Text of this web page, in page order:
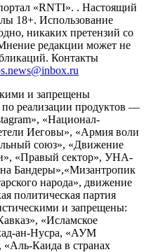
«RNTI». . Настоящий
18+. Использование
никаких претензий со
редакции может не
Контакты
и запрещены
по реализации продуктов —
«Национал-
Иеговы», «Армия воли
союз», «Движение
«Правый сектор», УНА-
Бандеры»,«Мизантропик
народа», движение
политическая партия
и запрещены:
«Исламское
ан-Нусра, «АУМ
«Аль-Каида в странах